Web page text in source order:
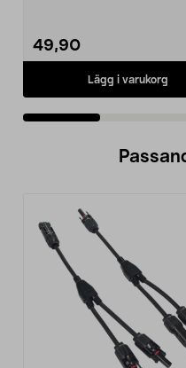
49,90
Lägg i varukorg